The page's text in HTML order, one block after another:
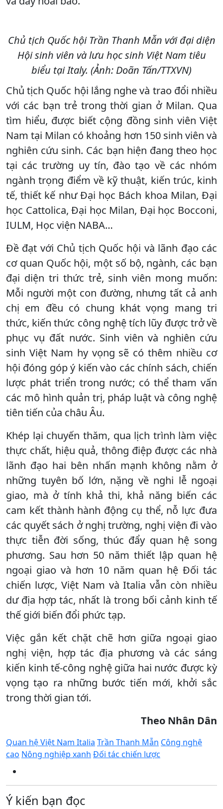
Chủ tịch Quốc hội Trần Thanh Mẫn với đại diện
Hội sinh viên và lưu học sinh Việt Nam tiêu
biểu tại Italy. (Ảnh: Doãn Tấn/TTXVN)
Chủ tịch Quốc hội lắng nghe và trao đổi nhiều
với các bạn trẻ trong thời gian ở Milan. Qua
tìm hiểu, được biết cộng đồng sinh viên Việt
Nam tại Milan có khoảng hơn 150 sinh viên và
nghiên cứu sinh. Các bạn hiện đang theo học
tại các trường uy tín, đào tạo về các nhóm
ngành trọng điểm về kỹ thuật, kiến trúc, kinh
tế, thiết kế như Đại học Bách khoa Milan, Đại
học Cattolica, Đại học Milan, Đại học Bocconi,
IULM, Học viện NABA…
Đề đạt với Chủ tịch Quốc hội và lãnh đạo các
cơ quan Quốc hội, một số bộ, ngành, các bạn
đại diện tri thức trẻ, sinh viên mong muốn:
Mỗi người một con đường, nhưng tất cả anh
chị em đều có chung khát vọng mang tri
thức, kiến thức công nghệ tích lũy được trở về
phục vụ đất nước. Sinh viên và nghiên cứu
sinh Việt Nam hy vọng sẽ có thêm nhiều cơ
hội đóng góp ý kiến vào các chính sách, chiến
lược phát triển trong nước; có thể tham vấn
các mô hình quản trị, pháp luật và công nghệ
tiên tiến của châu Âu.
Khép lại chuyến thăm, qua lịch trình làm việc
thực chất, hiệu quả, thông điệp được các nhà
lãnh đạo hai bên nhấn mạnh không nằm ở
những tuyên bố lớn, nặng về nghi lễ ngoại
giao, mà ở tính khả thi, khả năng biến các
cam kết thành hành động cụ thể, nỗ lực đưa
các quyết sách ở nghị trường, nghị viện đi vào
thực tiễn đời sống, thúc đẩy quan hệ song
phương. Sau hơn 50 năm thiết lập quan hệ
ngoại giao và hơn 10 năm quan hệ Đối tác
chiến lược, Việt Nam và Italia vẫn còn nhiều
dư địa hợp tác, nhất là trong bối cảnh kinh tế
thế giới biến đổi phức tạp.
Việc gắn kết chặt chẽ hơn giữa ngoại giao
nghị viện, hợp tác địa phương và các sáng
kiến kinh tế-công nghệ giữa hai nước được kỳ
vọng tạo ra những bước tiến mới, khởi sắc
trong thời gian tới.
Theo Nhân Dân
Quan hệ Việt Nam Italia Trần Thanh Mẫn Công nghệ
cao Nông nghiệp xanh Đối tác chiến lược
Ý kiến bạn đọc